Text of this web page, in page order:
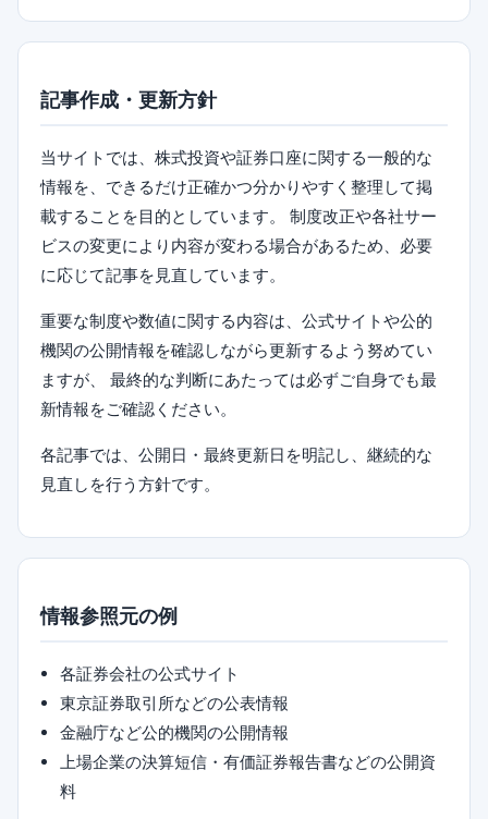
記事作成・更新方針
当サイトでは、株式投資や証券口座に関する一般的な
情報を、できるだけ正確かつ分かりやすく整理して掲
載することを目的としています。 制度改正や各社サー
ビスの変更により内容が変わる場合があるため、必要
に応じて記事を見直しています。
重要な制度や数値に関する内容は、公式サイトや公的
機関の公開情報を確認しながら更新するよう努めてい
ますが、 最終的な判断にあたっては必ずご自身でも最
新情報をご確認ください。
各記事では、公開日・最終更新日を明記し、継続的な
見直しを行う方針です。
情報参照元の例
各証券会社の公式サイト
東京証券取引所などの公表情報
金融庁など公的機関の公開情報
上場企業の決算短信・有価証券報告書などの公開資
料